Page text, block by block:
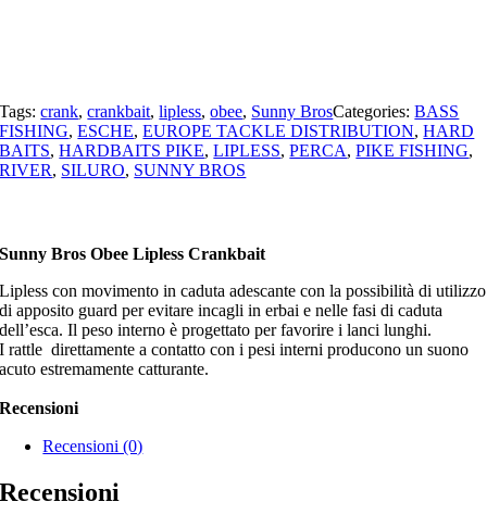
Tags:crank,crankbait,lipless,obee, Sunny BrosCategories:BASS
FISHING,ESCHE,EUROPE TACKLE DISTRIBUTION,HARD
BAITS,HARDBAITS PIKE,LIPLESS,PERCA,PIKE FISHING,
RIVER, SILURO, SUNNY BROS
Sunny Bros Obee Lipless Crankbait
Lipless con movimento in caduta adescante con la possibilità di utilizzo
di apposito guard per evitare incagli in erbai e nelle fasi di caduta
dell’esca. Il peso interno è progettato per favorire i lanci lunghi.
I rattle direttamente a contatto con i pesi interni producono un suono
acuto estremamente catturante.
Recensioni
Recensioni (0)
Recensioni